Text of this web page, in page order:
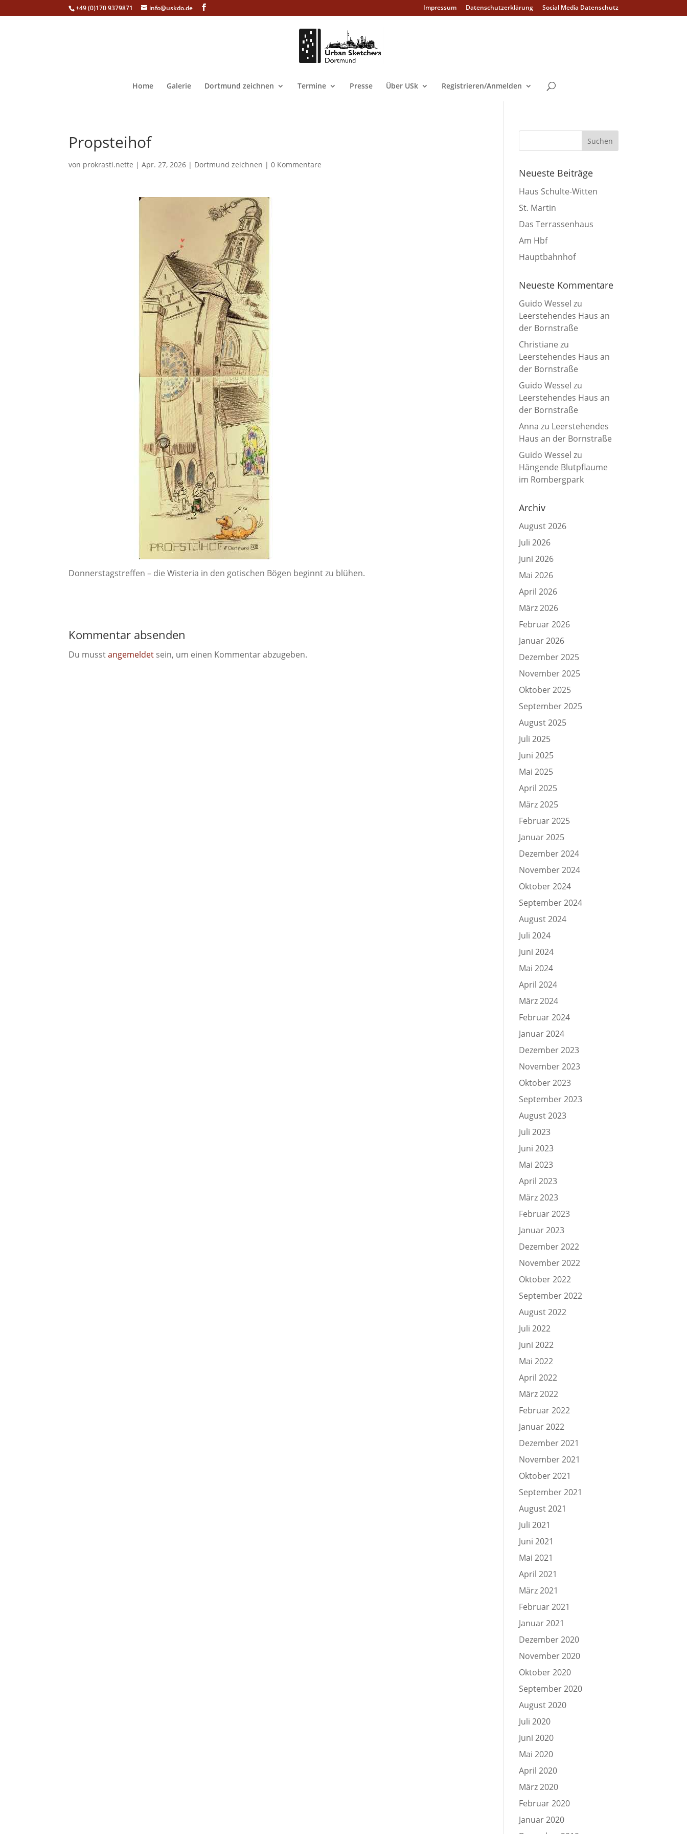
+49 (0)170 9379871 info@uskdo.de Impressum Datenschutzerklärung Social Media Datenschutz
Home Galerie Dortmund zeichnen Termine Presse Über USk Registrieren/Anmelden
Propsteihof
von prokrasti.nette |Apr. 27, 2026 | Dortmund zeichnen |0 Kommentare
Donnerstagstreffen – die Wisteria in den gotischen Bögen beginnt zu blühen.
Kommentar absenden
Du musstangemeldet sein, um einen Kommentar abzugeben.
Neueste Beiträge
Haus Schulte-Witten
St. Martin
Das Terrassenhaus
Am Hbf
Hauptbahnhof
Neueste Kommentare
Guido Wessel zu
Leerstehendes Haus an
der Bornstraße
Christiane zu
Leerstehendes Haus an
der Bornstraße
Guido Wessel zu
Leerstehendes Haus an
der Bornstraße
Anna zu Leerstehendes
Haus an der Bornstraße
Guido Wessel zu
Hängende Blutpflaume
im Rombergpark
Archiv
August 2026
Juli 2026
Juni 2026
Mai 2026
April 2026
März 2026
Februar 2026
Januar 2026
Dezember 2025
November 2025
Oktober 2025
September 2025
August 2025
Juli 2025
Juni 2025
Mai 2025
April 2025
März 2025
Februar 2025
Januar 2025
Dezember 2024
November 2024
Oktober 2024
September 2024
August 2024
Juli 2024
Juni 2024
Mai 2024
April 2024
März 2024
Februar 2024
Januar 2024
Dezember 2023
November 2023
Oktober 2023
September 2023
August 2023
Juli 2023
Juni 2023
Mai 2023
April 2023
März 2023
Februar 2023
Januar 2023
Dezember 2022
November 2022
Oktober 2022
September 2022
August 2022
Juli 2022
Juni 2022
Mai 2022
April 2022
März 2022
Februar 2022
Januar 2022
Dezember 2021
November 2021
Oktober 2021
September 2021
August 2021
Juli 2021
Juni 2021
Mai 2021
April 2021
März 2021
Februar 2021
Januar 2021
Dezember 2020
November 2020
Oktober 2020
September 2020
August 2020
Juli 2020
Juni 2020
Mai 2020
April 2020
März 2020
Februar 2020
Januar 2020